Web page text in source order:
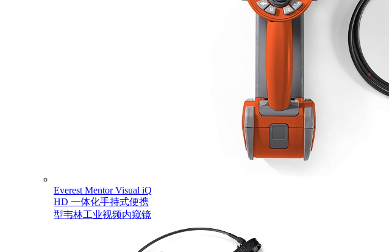
Everest Mentor Visual iQ
HD 一体化手持式便携
型韦林工业视频内窥镜